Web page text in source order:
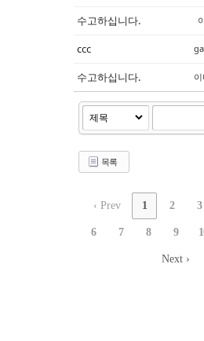
수고하십니다.
ccc
수고하십니다.
목록
‹ Prev 1 2 3
6 7 8 9
Next ›